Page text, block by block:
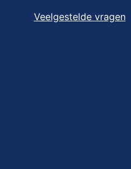
Veelgestelde vragen